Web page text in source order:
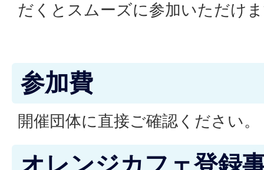
だくとスムーズに参加いただけ
参加費
開催団体に直接ご確認ください。